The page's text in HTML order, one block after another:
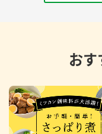
おす